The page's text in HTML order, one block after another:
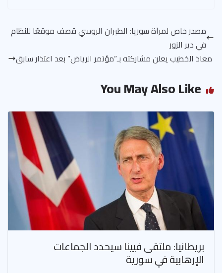
مصدر خاص لمرآة سوريا: الطيران الروسي قصف موقعًا للنظام
في دير الزور
معاذ الخطيب يعلن مشاركته بـ”مؤتمر الرياض” بعد اعتذار سابق
You May Also Like
بريطانيا: ملتقى فيينا سيحدد الجماعات
الإرهابية في سورية